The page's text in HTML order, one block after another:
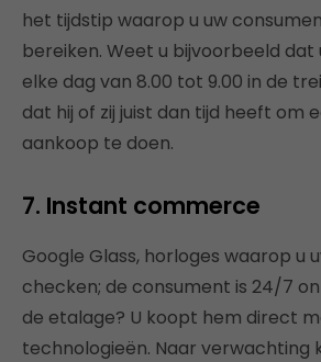
het tijdstip waarop u uw
bereiken. Weet u bijvoorbeeld
elke dag van 8.00 tot 9.00 in de
dat hij of zij juist dan tijd heeft om
aankoop te doen.
7. Instant commerce
Google Glass, horloges waarop u
checken; de consument is 24/7
de etalage? U koopt hem direct
technologieën. Naar verwachting